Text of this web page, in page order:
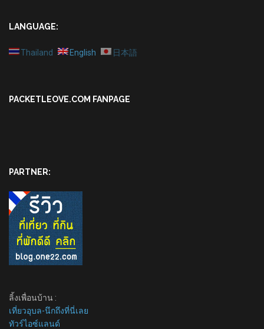
LANGUAGE:
Thailand English 日本語
PACKETLEOVE.COM FANPAGE
PARTNER:
ลิ้งเพื่อนบ้าน :
เที่ยวอุบล-นึกถึงที่นี่เลย
ทัวร์ไอซ์แลนด์